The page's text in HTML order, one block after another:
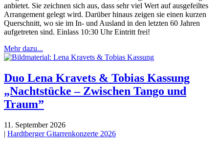
anbietet. Sie zeichnen sich aus, dass sehr viel Wert auf ausgefeiltes
Arrangement gelegt wird. Darüber hinaus zeigen sie einen kurzen
Querschnitt, wo sie im In- und Ausland in den letzten 60 Jahren
aufgetreten sind. Einlass 10:30 Uhr Eintritt frei!
Mehr dazu...
Duo Lena Kravets & Tobias Kassung
„Nachtstücke – Zwischen Tango und
Traum”
11. September 2026
| Hardtberger Gitarrenkonzerte 2026